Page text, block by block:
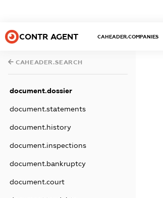
CONTR AGENT CAHEADER.COMPANIES
CAHEADER.SEARCH
document.dossier
document.statements
document.history
document.inspections
document.bankruptcy
document.court